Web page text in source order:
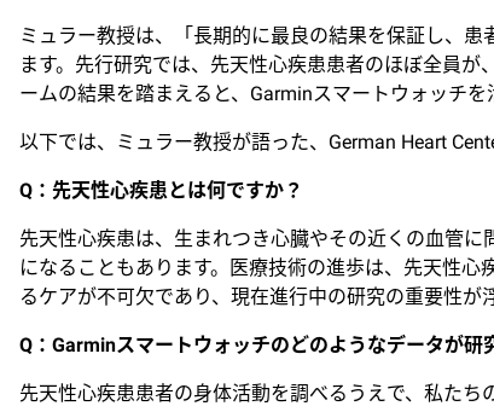
ミュラー教授は、「長期的に最良の結果を保証し、
ます。先行研究では、先天性心疾患患者のほぼ全員
ームの結果を踏まえると、Garminスマートウォッチ
以下では、ミュラー教授が語った、German Heart
Q ：先天性心疾患とは何ですか？
先天性心疾患は、生まれつき心臓やその近くの血管
になることもあります。医療技術の進歩は、先天性
るケアが不可欠であり、現在進行中の研究の重要性が
Q ：Garminスマートウォッチのどのようなデータが研
先天性心疾患患者の身体活動を調べるうえで、私たち